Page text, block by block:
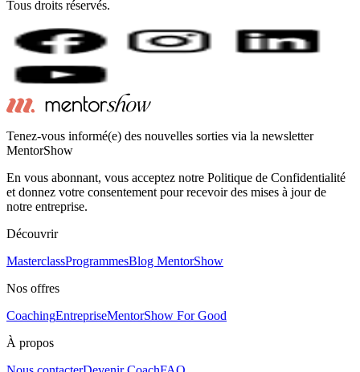
Tous droits réservés.
Tenez-vous informé(e) des nouvelles sorties via la newsletter
MentorShow
En vous abonnant, vous acceptez notre Politique de Confidentialité
et donnez votre consentement pour recevoir des mises à jour de
notre entreprise.
Découvrir
MasterclassProgrammesBlog MentorShow
Nos offres
CoachingEntrepriseMentorShow For Good
À propos